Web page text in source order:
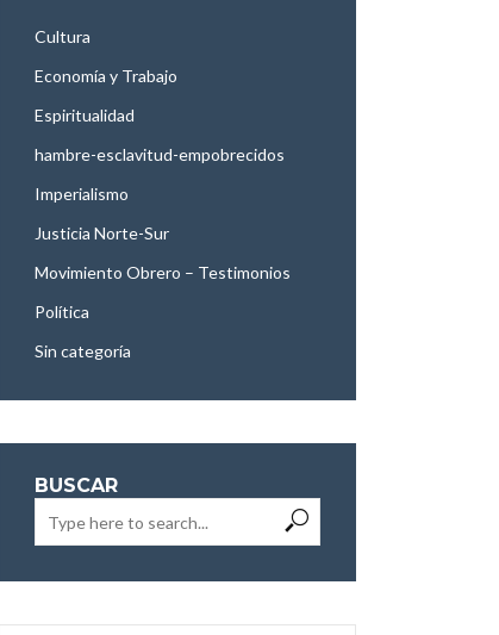
Cultura
Economía y Trabajo
Espiritualidad
hambre-esclavitud-empobrecidos
Imperialismo
Justicia Norte-Sur
Movimiento Obrero – Testimonios
Política
Sin categoría
BUSCAR